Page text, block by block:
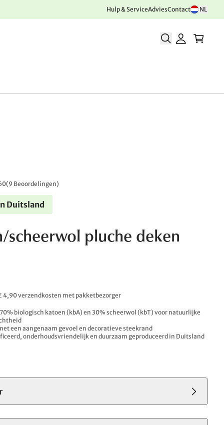
Hulp & ServiceAdviesContact NL
(9 Beoordelingen)
Duitsland
scheerwol pluche deken
4,90 verzendkosten met pakketbezorger
biologisch katoen (kbA) en 30% scheerwol (kbT) voor natuurlijke
een aangenaam gevoel en decoratieve steekrand
onderhoudsvriendelijk en duurzaam geproduceerd in Duitsland